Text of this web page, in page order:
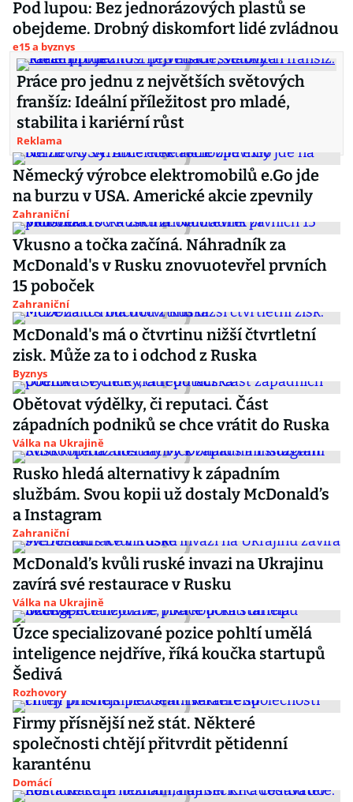
Pod lupou: Bez jednorázových plastů se
obejdeme. Drobný diskomfort lidé zvládnou
e15 a byznys
Práce pro jednu z největších světových
franšíz: Ideální příležitost pro mladé,
stabilita i kariérní růst
Reklama
Německý výrobce elektromobilů e.Go jde
na burzu v USA. Americké akcie zpevnily
Zahraniční
Vkusno a točka začíná. Náhradník za
McDonald's v Rusku znovuotevřel prvních
15 poboček
Zahraniční
McDonald's má o čtvrtinu nižší čtvrtletní
zisk. Může za to i odchod z Ruska
Byznys
Obětovat výdělky, či reputaci. Část
západních podniků se chce vrátit do Ruska
Válka na Ukrajině
Rusko hledá alternativy k západním
službám. Svou kopii už dostaly McDonald’s
a Instagram
Zahraniční
McDonald’s kvůli ruské invazi na Ukrajinu
zavírá své restaurace v Rusku
Válka na Ukrajině
Úzce specializované pozice pohltí umělá
inteligence nejdříve, říká koučka startupů
Šedivá
Rozhovory
Firmy přísnější než stát. Některé
společnosti chtějí přitvrdit pětidenní
karanténu
Domácí